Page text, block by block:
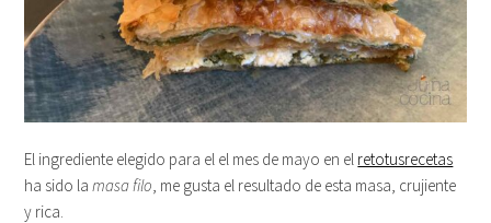
El ingrediente elegido para el el mes de mayo en el retotusrecetas
ha sido lamasa filo, me gusta el resultado de esta masa, crujiente
y rica.